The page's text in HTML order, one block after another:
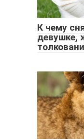
К чему
девушке,